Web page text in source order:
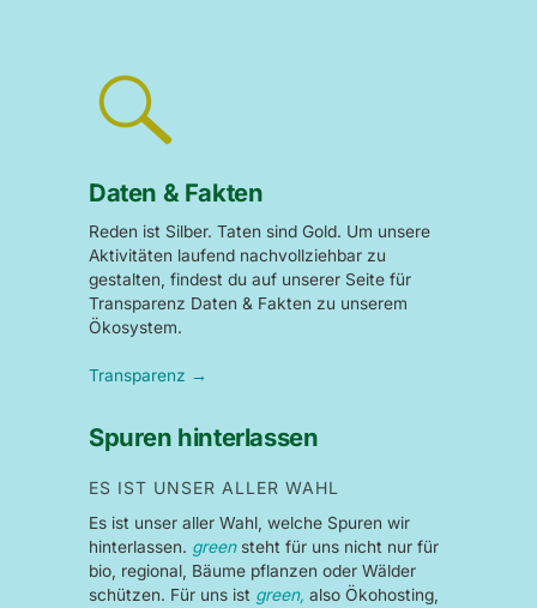
Daten & Fakten
Reden ist Silber. Taten sind Gold. Um unsere
Aktivitäten laufend nachvollziehbar zu
gestalten, findest du auf unserer Seite für
Transparenz Daten & Fakten zu unserem
Ökosystem.
Transparenz →
Spuren hinterlassen
ES IST UNSER ALLER WAHL
Es ist unser aller Wahl, welche Spuren wir
hinterlassen. greensteht für uns nicht nur für
bio, regional, Bäume pflanzen oder Wälder
schützen. Für uns ist green, also Ökohosting,